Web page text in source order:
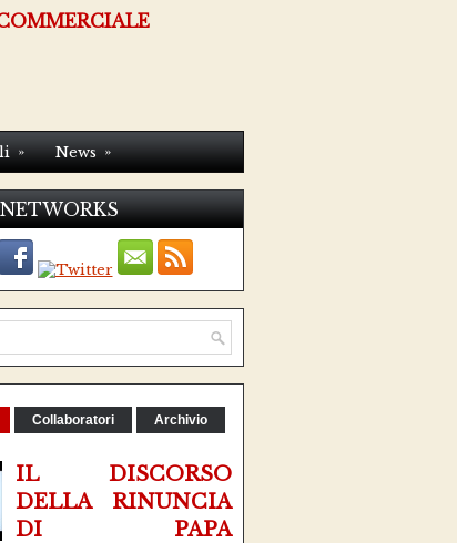
» News »
Collaboratori Archivio
IL DISCORSO
DELLA RINUNCIA
DI PAPA